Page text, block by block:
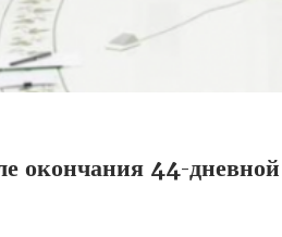
окончания 44-